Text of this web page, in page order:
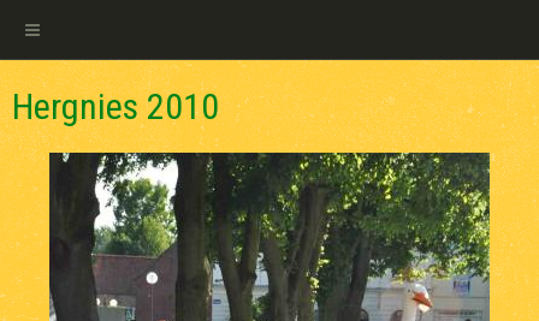
Hergnies 2010